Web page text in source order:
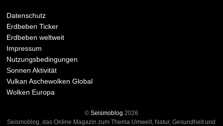
Datenschutz
Erdbeben Ticker
Erdbeben weltweit
Impressum
Nutzungsbedingungen
Sonnen Aktivität
Vulkan Aschewolken Global
Wolken Europa
© Seismoblog 2026
Seismoblog, das Online Magazin zum Thema Umwelt, Natur, Gesundheit und